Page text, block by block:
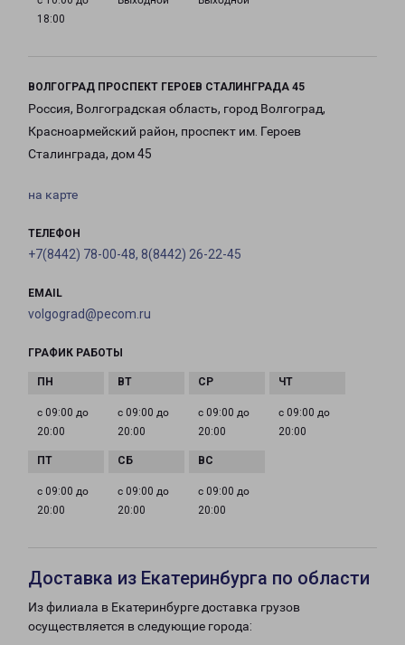
18:00
ВОЛГОГРАД ПРОСПЕКТ ГЕРОЕВ СТАЛИНГРАДА 45
Россия, Волгоградская область, город Волгоград,
Красноармейский район, проспект им. Героев
Сталинграда, дом 45
на карте
ТЕЛЕФОН
+7(8442) 78-00-48, 8(8442) 26-22-45
EMAIL
volgograd@pecom.ru
ГРАФИК РАБОТЫ
с 09:00 до
20:00
с 09:00 до
20:00
с 09:00 до
20:00
с 09:00 до
20:00
с 09:00 до
20:00
с 09:00 до
20:00
с 09:00 до
20:00
Доставка из Екатеринбурга по области
Из филиала в Екатеринбурге доставка грузов
осуществляется в следующие города: